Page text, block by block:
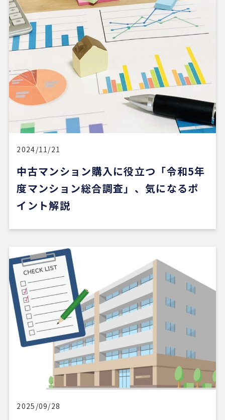
がありました。こちらが気になることや質問にも毎
回正確に答えていただけただけでなく、自分では気
づいていなかった点まで補足して教えてくださり、
終始安心してお任せできました。
5 か月前
新しい自宅の購入でお世話になりました。仲介手数
料が無料だったのが素晴らしいです。担当の方（中
石さん）の知識も豊富で、返事も迅速、物件購入に
際してゴリ押しもなく、気になる物件についてフラ
た。おすすめです。
※Google口コミより他の口コミを見る
2024/11/21
中古マンション購入に役立つ「令和5年
度マンション総合調査」、気になるポ
イント解説
2025/09/28